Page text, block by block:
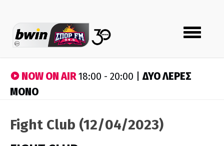
Toggle
navigation
NOW ON AIR18:00 - 20:00 |ΔΥΟ ΛΕΡΕΣ
ΜΟΝΟ
Fight Club (12/04/2023)